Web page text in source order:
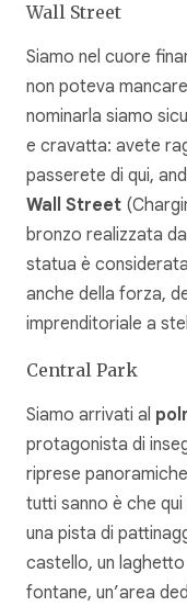
Wall Street
Siamo nel cuore
non poteva
nominarla siamo
e cravatta: avete
passerete di qui,
Wall Street
bronzo realizzata
statua è
anche della forza,
imprenditoriale a
Central Park
Siamo arrivati al
protagonista di
riprese
tutti sanno è che
una pista di
castello, un
fontane, un’area